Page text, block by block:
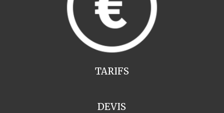
TARIFS
DEVIS